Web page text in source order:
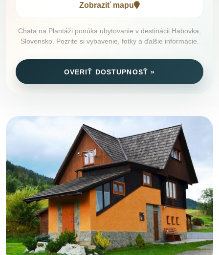
Zobraziť mapu
Chata na Plantáži ponúka ubytovanie v destinácii Habovka,
Slovensko. Pozrite si vybavenie, fotky a ďalšie informácie.
OVERIŤ DOSTUPNOSŤ »